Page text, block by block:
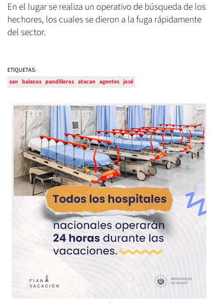
En el lugar se realiza un operativo de búsqueda de los
hechores, los cuales se dieron a la fuga rápidamente
del sector.
ETIQUETAS:
san balazos pandilleros atacan agentes josé